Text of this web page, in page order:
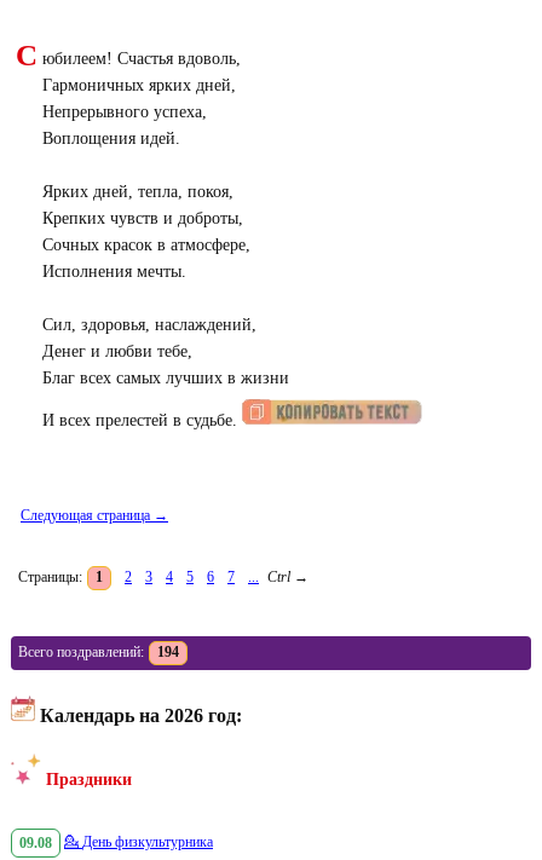
С юбилеем! Счастья вдоволь,
Гармоничных ярких дней,
Непрерывного успеха,
Воплощения идей.
Ярких дней, тепла, покоя,
Крепких чувств и доброты,
Сочных красок в атмосфере,
Исполнения мечты.
Сил, здоровья, наслаждений,
Денег и любви тебе,
Благ всех самых лучших в жизни
И всех прелестей в судьбе.
Следующая страница →
Страницы: 1 2 3 4 5 6 7 ... Ctrl →
Всего поздравлений: 194
Календарь на 2026 год:
Праздники
09.08 💁 День физкультурника